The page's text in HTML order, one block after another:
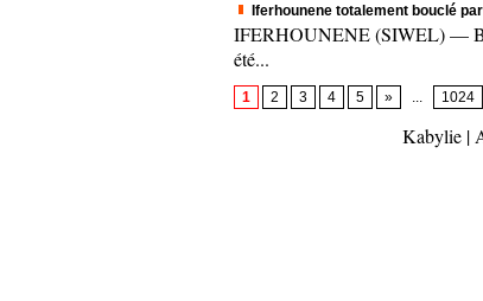
Iferhounene totalement bouclé
IFERHOUNENE (SIWEL) —
été...
1 2 3 4 5 » 1024
Kabylie |